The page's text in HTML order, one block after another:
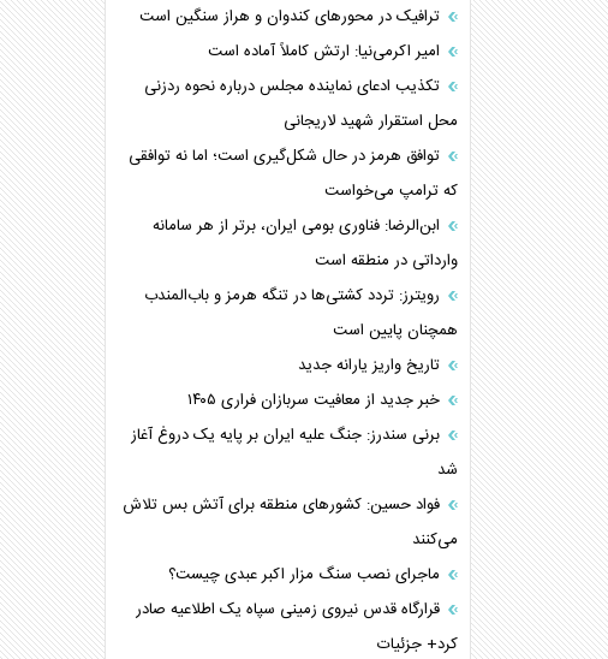
ترافیک در محورهای کندوان و هراز سنگین است
امیر اکرمی‌نیا: ارتش کاملاً آماده است
تکذیب ادعای نماینده مجلس درباره نحوه ردزنی
محل استقرار شهید لاریجانی
توافق هرمز در حال شکل‌گیری است؛ اما نه توافقی
که ترامپ می‌خواست
ابن‌الرضا: فناوری بومی ایران، برتر از هر سامانه
وارداتی در منطقه است
رویترز: تردد کشتی‌ها در تنگه هرمز و باب‌المندب
همچنان پایین است
تاریخ واریز یارانه جدید
خبر جدید از معافیت سربازان فراری ۱۴۰۵
برنی سندرز: جنگ علیه ایران بر پایه یک دروغ آغاز
شد
فواد حسین: کشورهای منطقه برای آتش بس تلاش
می‌کنند
ماجرای نصب سنگ مزار اکبر عبدی چیست؟
قرارگاه قدس نیروی زمینی سپاه یک اطلاعیه صادر
کرد+ جزئیات